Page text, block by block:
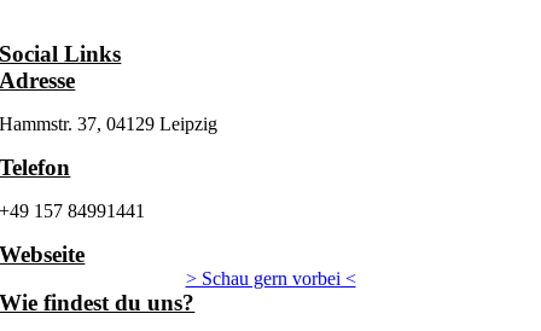
Social Links
Adresse
Hammstr. 37, 04129 Leipzig
Telefon
+49 157 84991441
Webseite
> Schau gern vorbei <
Wie findest du uns?